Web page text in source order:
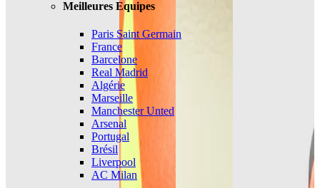
Meilleures Equipes
Paris Saint Germain
France
Barcelone
Real Madrid
Algérie
Marseille
Manchester Unted
Arsenal
Portugal
Brésil
Liverpool
AC Milan